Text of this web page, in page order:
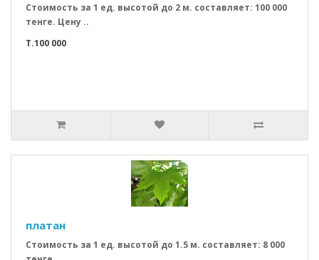
Стоимость за 1 ед. высотой до 2 м. составляет: 100 000
тенге. Цену ..
T.100 000
платан
Стоимость за 1 ед. высотой до 1.5 м. составляет: 8 000